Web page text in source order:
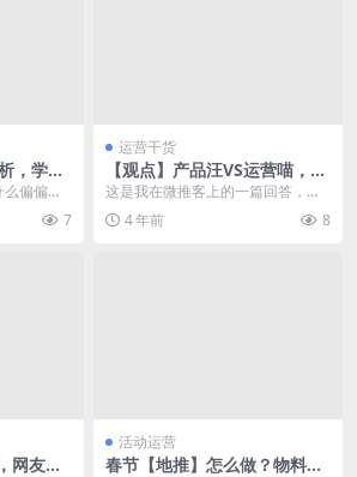
，学会
！
偏偏你
得上次那
7
运营干货
【观点】产品汪VS运营喵，哪
个更有发展潜力？
这是我在微推客上的一篇回答，前
些日子这个问题又被身边的朋友问
起，所以我想在表达一...
4 年前 8
网友怒
活动运营
春节【地推】怎么做？物料别